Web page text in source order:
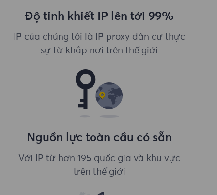
Độ tinh khiết IP lên tới 99%
IP của chúng tôi là IP proxy dân cư thực
sự từ khắp nơi trên thế giới
Nguồn lực toàn cầu có sẵn
Với IP từ hơn 195 quốc gia và khu vực
trên thế giới